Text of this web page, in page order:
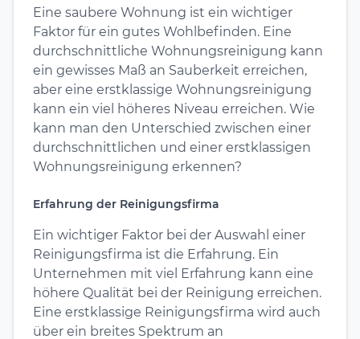
Eine saubere Wohnung ist ein wichtiger
Faktor für ein gutes Wohlbefinden. Eine
durchschnittliche Wohnungsreinigung kann
ein gewisses Maß an Sauberkeit erreichen,
aber eine erstklassige Wohnungsreinigung
kann ein viel höheres Niveau erreichen. Wie
kann man den Unterschied zwischen einer
durchschnittlichen und einer erstklassigen
Wohnungsreinigung erkennen?
Erfahrung der Reinigungsfirma
Ein wichtiger Faktor bei der Auswahl einer
Reinigungsfirma ist die Erfahrung. Ein
Unternehmen mit viel Erfahrung kann eine
höhere Qualität bei der Reinigung erreichen.
Eine erstklassige Reinigungsfirma wird auch
über ein breites Spektrum an